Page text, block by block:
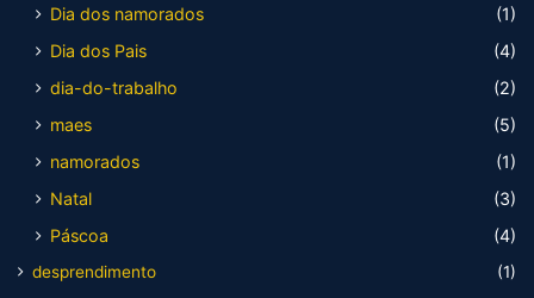
Dia dos namorados
(1)
Dia dos Pais
(4)
dia-do-trabalho
(2)
maes
(5)
namorados
(1)
Natal
(3)
Páscoa
(4)
desprendimento
(1)